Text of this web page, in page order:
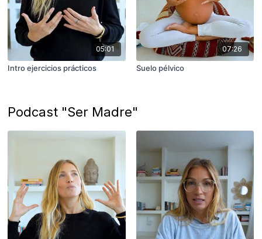
05:01
Intro ejercicios prácticos
07:26
Suelo pélvico
Podcast "Ser Madre"